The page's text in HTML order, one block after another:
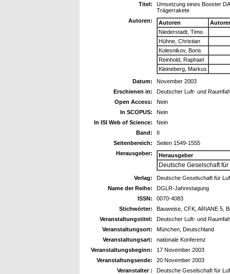
Titel:
Umsetzung eines Booster
Trägerrakete
Autoren:
Autoren
Niederstadt, Timo
Hühne, Christian
Kolesnikov, Boris
Reinhold, Raphael
Kleineberg, Markus
Datum:
November 2003
Erschienen in:
Deutscher Luft- und
Open Access:
Nein
In SCOPUS:
Nein
In ISI Web of Science:
Nein
Band:
II
Seitenbereich:
Seiten 1549-1555
Herausgeber:
Herausgeber
Deutsche Geselschaft
Verlag:
Deutsche Geselschaft für
Name der Reihe:
DGLR-Jahrestagung
ISSN:
0070-4083
Stichwörter:
Bauweise, CFK, ARIANE 5,
Veranstaltungstitel:
Deutscher Luft- und
Veranstaltungsort:
München, Deutschland
Veranstaltungsart:
nationale Konferenz
Veranstaltungsbeginn:
17 November 2003
Veranstaltungsende:
20 November 2003
Veranstalter :
Deutsche Geselschaft für